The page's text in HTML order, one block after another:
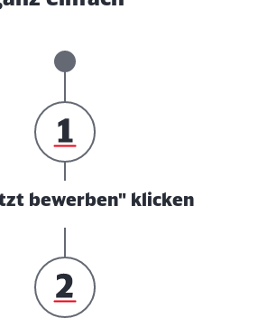
bewerben" klicken